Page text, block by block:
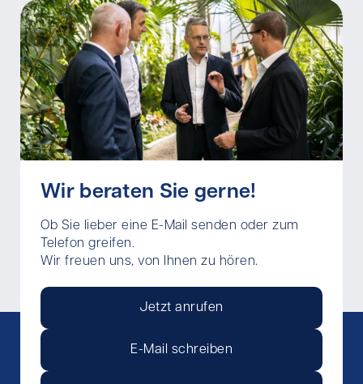
Wir beraten Sie gerne!
Ob Sie lieber eine E-Mail senden oder zum
Telefon greifen.
Wir freuen uns, von Ihnen zu hören.
Jetzt anrufen
E-Mail schreiben